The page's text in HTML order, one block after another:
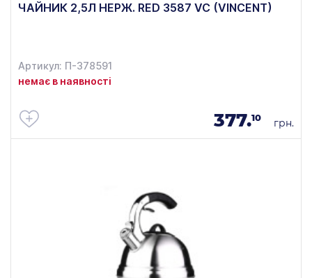
ЧАЙНИК 2,5Л НЕРЖ. RED 3587 VC (VINCENT)
Артикул: П-378591
немає в наявності
377.10 грн.